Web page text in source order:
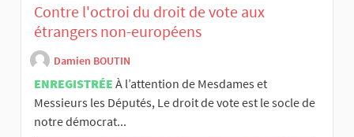
Contre l'octroi du droit de vote aux
étrangers non-européens
Damien BOUTIN
ENREGISTRÉE À l’attention de Mesdames et
Messieurs les Députés, Le droit de vote est le socle de
notre démocrat...